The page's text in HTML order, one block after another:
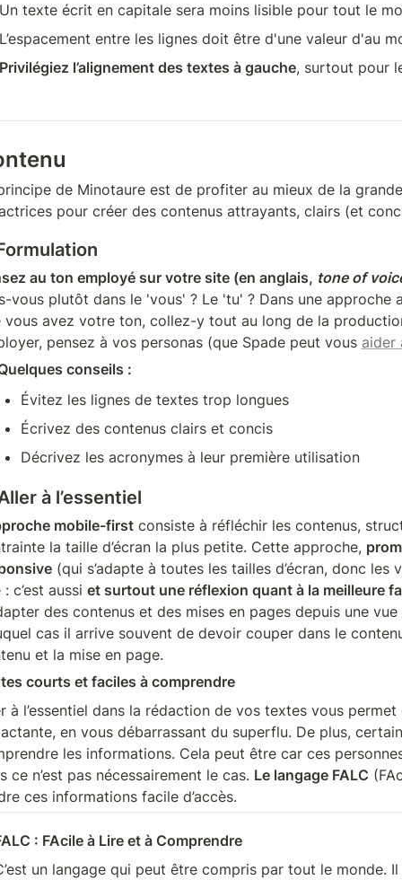
texte écrit en capitale sera moins lisible pour tout le
entre les lignes doit être d'une valeur d'au
l’alignement des textes à gauche, surtout pour
de Minotaure est de profiter au mieux de la
pour créer des contenus attrayants, clairs (et
au ton employé sur votre site (en anglais, tone of
vous plutôt dans le 'vous' ? Le 'tu' ? Dans une
vous avez votre ton, collez-y tout au long de la
pensez à vos personas (que Spade peut vous aider
conseils :
Évitez les lignes de textes trop longues
Écrivez des contenus clairs et concis
Décrivez les acronymes à leur première utilisation
à l’essentiel
mobile-first consiste à réfléchir les contenus,
la taille d’écran la plus petite. Cette approche,
(qui s’adapte à toutes les tailles d’écran, donc
c’est aussi et surtout une réflexion quant à la meilleure
des contenus et des mises en pages depuis une
cas il arrive souvent de devoir couper dans le
et la mise en page.
courts et faciles à comprendre
à l’essentiel dans la rédaction de vos textes vous
en vous débarrassant du superflu. De plus,
les informations. Cela peut être car ces
ce n’est pas nécessairement le cas. Le langage FALC
ces informations facile d’accès.
: FAcile à Lire et à Comprendre
un langage qui peut être compris par tout le monde.